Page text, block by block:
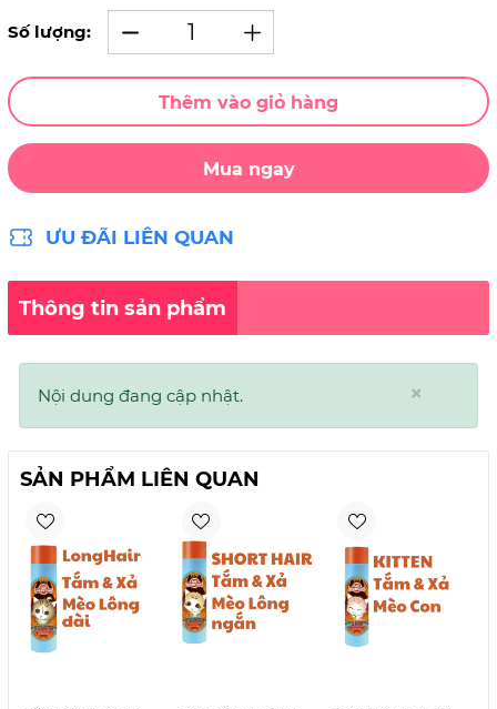
Số lượng:
Thêm vào giỏ hàng
Mua ngay
ƯU ĐÃI LIÊN QUAN
Thông tin sản phẩm
×
Nội dung đang cập nhật.
SẢN PHẨM LIÊN QUAN